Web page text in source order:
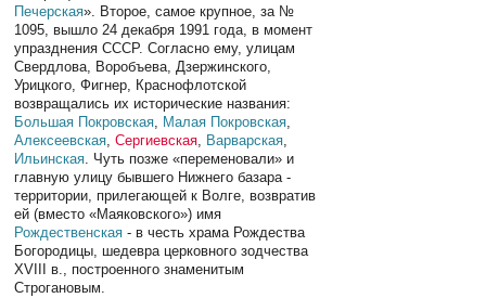
Печерская». Второе, самое крупное, за №
1095, вышло 24 декабря 1991 года, в момент
упразднения СССР. Согласно ему, улицам
Свердлова, Воробъева, Дзержинского,
Урицкого, Фигнер, Краснофлотской
возвращались их исторические названия:
Большая Покровская, Малая Покровская,
Алексеевская,Сергиевская, Варварская,
Ильинская. Чуть позже «переменовали» и
главную улицу бывшего Нижнего базара -
территории, прилегающей к Волге, возвратив
ей (вместо «Маяковского») имя
Рождественская - в честь храма Рождества
Богородицы, шедевра церковного зодчества
XVIII в., построенного знаменитым
Строгановым.